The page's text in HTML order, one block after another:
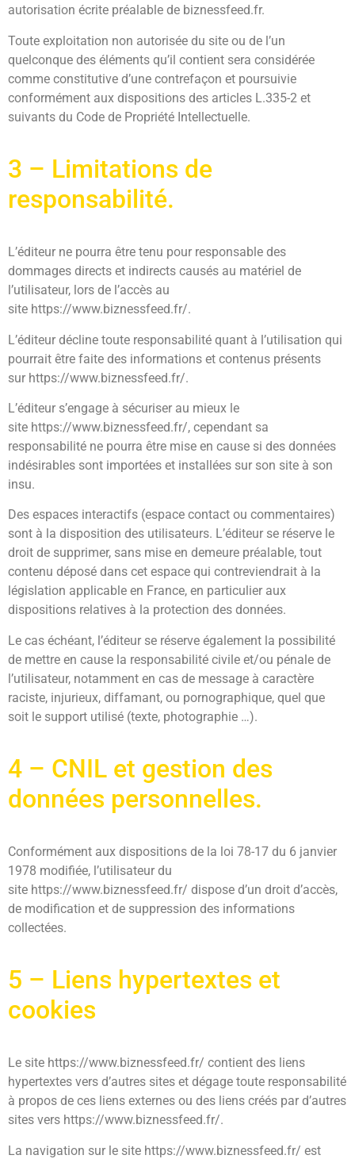
autorisation écrite préalable de biznessfeed.fr.
Toute exploitation non autorisée du site ou de l’un
quelconque des éléments qu’il contient sera considérée
comme constitutive d’une contrefaçon et poursuivie
conformément aux dispositions des articles L.335-2 et
suivants du Code de Propriété Intellectuelle.
3 – Limitations de
responsabilité.
L’éditeur ne pourra être tenu pour responsable des
dommages directs et indirects causés au matériel de
l’utilisateur, lors de l’accès au
site https://www.biznessfeed.fr/.
L’éditeur décline toute responsabilité quant à l’utilisation qui
pourrait être faite des informations et contenus présents
sur https://www.biznessfeed.fr/.
L’éditeur s’engage à sécuriser au mieux le
site https://www.biznessfeed.fr/, cependant sa
responsabilité ne pourra être mise en cause si des données
indésirables sont importées et installées sur son site à son
insu.
Des espaces interactifs (espace contact ou commentaires)
sont à la disposition des utilisateurs. L’éditeur se réserve le
droit de supprimer, sans mise en demeure préalable, tout
contenu déposé dans cet espace qui contreviendrait à la
législation applicable en France, en particulier aux
dispositions relatives à la protection des données.
Le cas échéant, l’éditeur se réserve également la possibilité
de mettre en cause la responsabilité civile et/ou pénale de
l’utilisateur, notamment en cas de message à caractère
raciste, injurieux, diffamant, ou pornographique, quel que
soit le support utilisé (texte, photographie …).
4 – CNIL et gestion des
données personnelles.
Conformément aux dispositions de la loi 78-17 du 6 janvier
1978 modifiée, l’utilisateur du
site https://www.biznessfeed.fr/ dispose d’un droit d’accès,
de modification et de suppression des informations
collectées.
5 – Liens hypertextes et
cookies
Le site https://www.biznessfeed.fr/ contient des liens
hypertextes vers d’autres sites et dégage toute responsabilité
à propos de ces liens externes ou des liens créés par d’autres
sites vers https://www.biznessfeed.fr/.
La navigation sur le site https://www.biznessfeed.fr/ est